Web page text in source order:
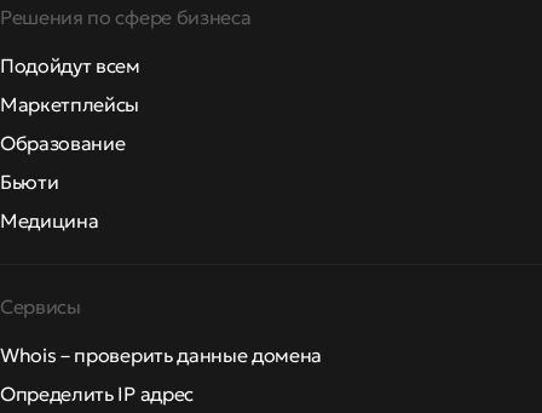
Решения по сфере бизнеса
Подойдут всем
Маркетплейсы
Образование
Бьюти
Медицина
Сервисы
Whois – проверить данные домена
Определить IP адрес